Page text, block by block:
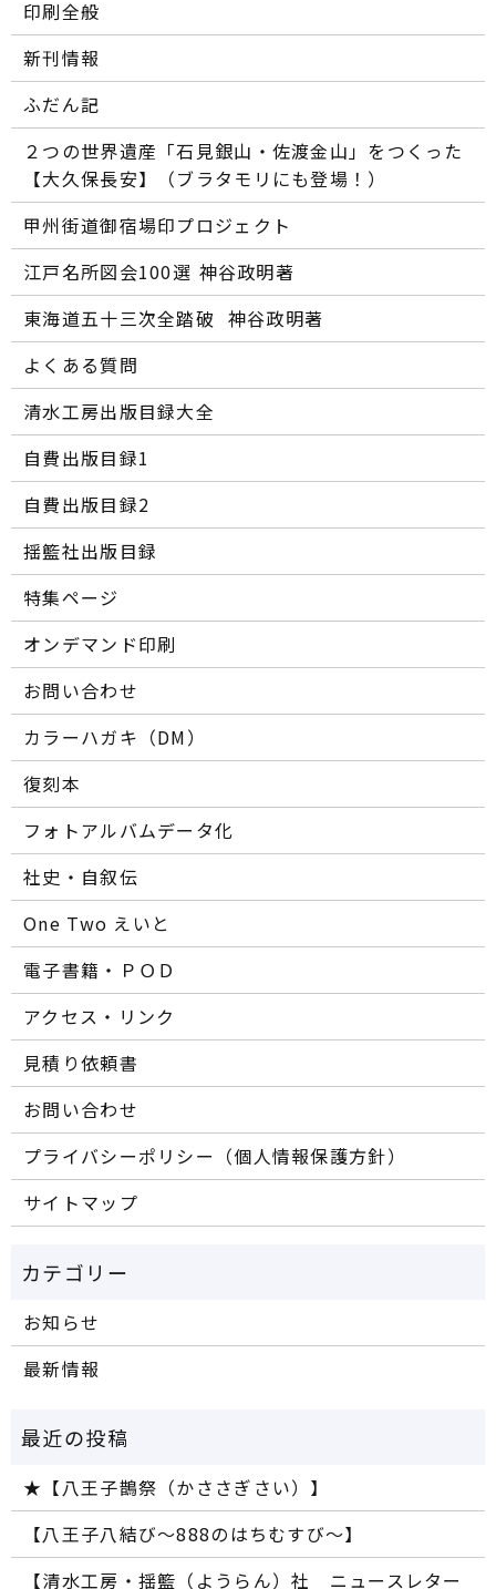
印刷全般
新刊情報
ふだん記
２つの世界遺産「石見銀山・佐渡金山」をつくった
【大久保長安】（ブラタモリにも登場！）
甲州街道御宿場印プロジェクト
江戸名所図会100選―― 神谷政明著
東海道五十三次全踏破 ―― 神谷政明著
よくある質問
清水工房出版目録大全
自費出版目録1
自費出版目録2
揺籃社出版目録
特集ページ
オンデマンド印刷
お問い合わせ
カラーハガキ（DM）
復刻本
フォトアルバムデータ化
社史・自叙伝
One Two えいと
電子書籍・ＰＯＤ
アクセス・リンク
見積り依頼書
お問い合わせ
プライバシーポリシー（個人情報保護方針）
サイトマップ
お知らせ
最新情報
★【八王子鵲祭（かささぎさい）】
【八王子八結び～888のはちむすび～】
【清水工房・揺籃（ようらん）社 ニュースレター